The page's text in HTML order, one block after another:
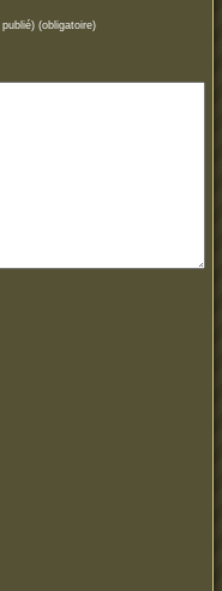
(obligatoire)